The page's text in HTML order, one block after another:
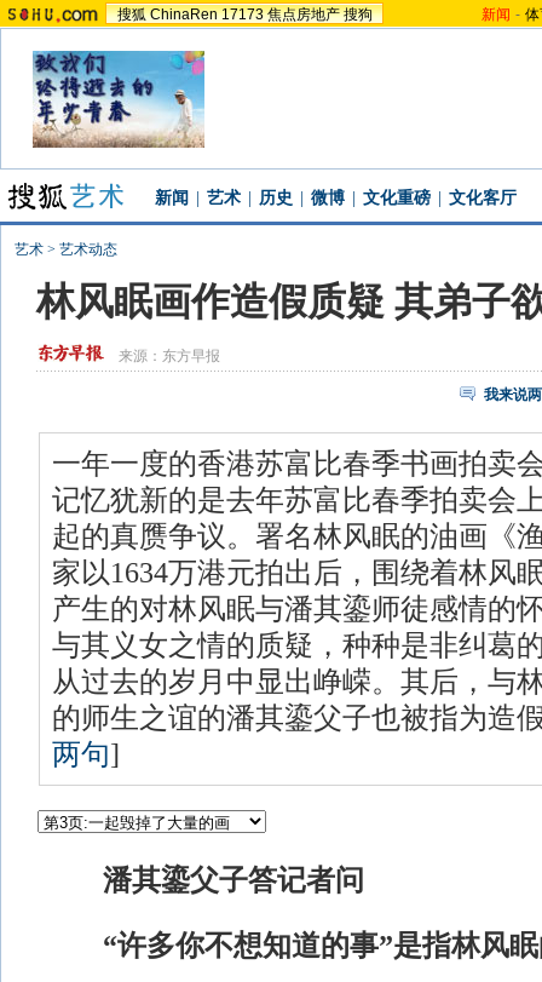
搜狐 ChinaRen 17173 焦点房地产 搜狗 新闻 -
新闻 艺术 历史 微博 文化重磅 文化客厅
艺术 > 艺术动态
林风眠画作造假质疑 其弟子
来源： 东方早报
我来说
一年一度的香港苏富比春季书画拍卖
记忆犹新的是去年苏富比春季拍卖会
起的真赝争议。署名林风眠的油画《
家以1634万港元拍出后，围绕着林风
产生的对林风眠与潘其鎏师徒感情的
与其义女之情的质疑，种种是非纠葛
从过去的岁月中显出峥嵘。其后，与
的师生之谊的潘其鎏父子也被指为造
两句]
潘其鎏父子答记者问
“许多你不想知道的事”是指林风眠